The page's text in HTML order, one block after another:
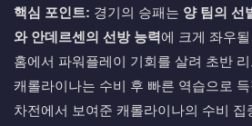
핵심 포인트: 경기의 승패는 양 팀의 선
와 안데르센의 선방 능력에 크게 좌우
홈에서 파워플레이 기회를 살려 초반
캐롤라이나는 수비 후 빠른 역습으로
차전에서 보여준 캐롤라이나의 수비